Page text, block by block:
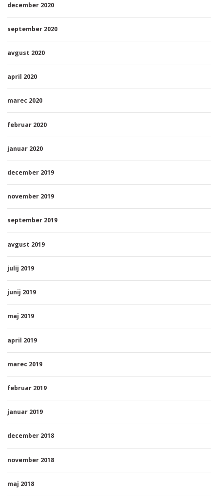
december 2020
september 2020
avgust 2020
april 2020
marec 2020
februar 2020
januar 2020
december 2019
november 2019
september 2019
avgust 2019
julij 2019
junij 2019
maj 2019
april 2019
marec 2019
februar 2019
januar 2019
december 2018
november 2018
maj 2018